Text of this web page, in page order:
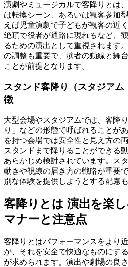
演劇やミュージカルで客降りとは
は転換シーン、あるいは観客参加
えば児童演劇で子どもが観客の近
絶頂で役者が通路に現れるなど、
るための演出として重視されます
の調整も重要で、演者の動線と舞
ことが前提となります。
スタンド客降り（スタジア
徴
大型会場やスタジアムでは、客降
り」などの形態で呼ばれることが
を持つ会場では安全性と見え方の
スタンドまで降りることができる
あらかじめ検討されています。ス
動きや視線の届き方の戦略が重要
別な体験を提供しようとする配慮
客降りとは 演出を楽
マナーと注意点
客降りとはパフォーマンスをより
が、それを安全で快適なものにす
が求められます。演出や劇場の良